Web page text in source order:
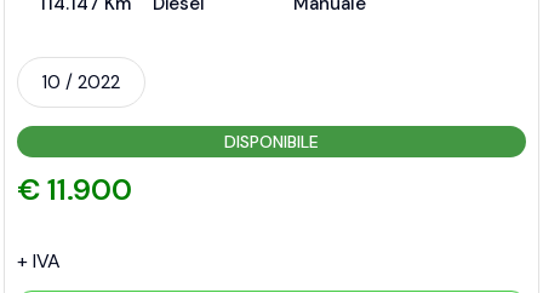
10 / 2022
DISPONIBILE
€ 11.900
+ IVA